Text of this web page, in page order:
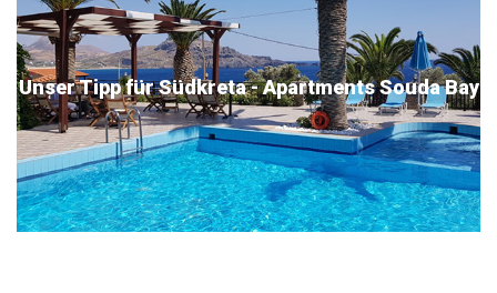
Unser Tipp für Südkreta - Apartments Souda Bay